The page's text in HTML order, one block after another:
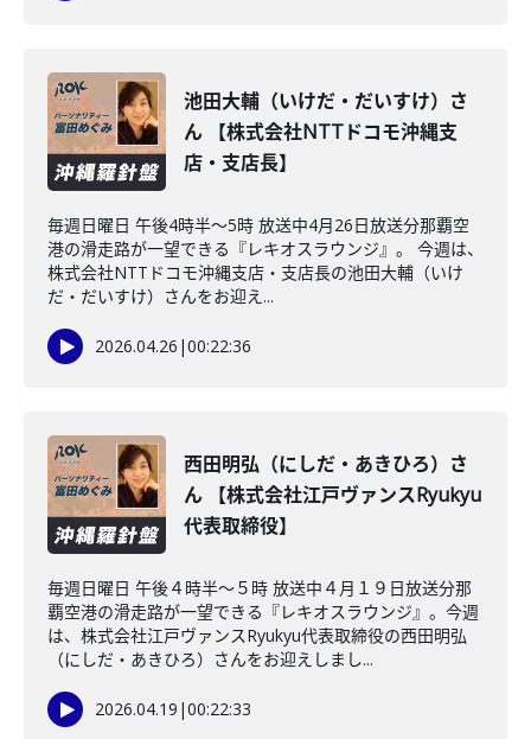
池田大輔（いけだ・だいすけ）さ
ん 【株式会社NTTドコモ沖縄支
店・支店長】
毎週日曜日 午後4時半～5時 放送中4月26日放送分那覇空
港の滑走路が一望できる『レキオスラウンジ』。 今週は、
株式会社NTTドコモ沖縄支店・支店長の池田大輔（いけ
だ・だいすけ）さんをお迎え...
2026.04.26 |00:22:36
西田明弘（にしだ・あきひろ）さ
ん 【株式会社江戸ヴァンスRyukyu
代表取締役】
毎週日曜日 午後４時半～５時 放送中４月１９日放送分那
覇空港の滑走路が一望できる『レキオスラウンジ』。今週
は、株式会社江戸ヴァンスRyukyu代表取締役の西田明弘
（にしだ・あきひろ）さんをお迎えしまし...
2026.04.19 |00:22:33